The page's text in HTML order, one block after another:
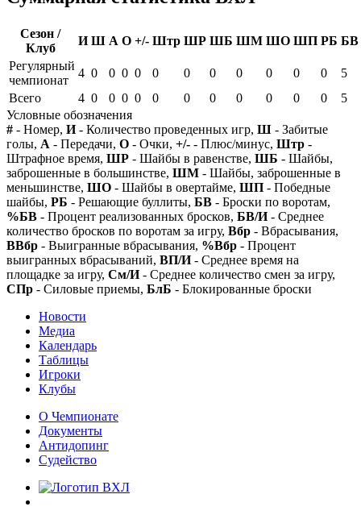
Сезон /
Клуб
И Ш А О +/- Штр ШР ШБ ШМ ШО ШП РБ БВ
Регулярный
чемпионат
4 0 0 0 0 0 0 0 0 0 0 0
5
Всего
4 0 0 0 0 0 0 0 0 0 0 0
5
Условные обозначения
# - Номер, И- Количество проведенных игр, Ш - Забитые
голы, А - Передачи, О - Очки, +/- - Плюс/минус, Штр -
Штрафное время, ШР - Шайбы в равенстве, ШБ - Шайбы,
заброшенные в большинстве, ШМ - Шайбы, заброшенные в
меньшинстве, ШО - Шайбы в овертайме, ШП - Победные
шайбы, РБ - Решающие буллиты, БВ - Броски по воротам,
%БВ - Процент реализованных бросков, БВ/И- Среднее
количество бросков по воротам за игру, Вбр - Вбрасывания,
ВВбр - Выигранные вбрасывания, %Вбр - Процент
выигранных вбрасываний, ВП/И- Среднее время на
площадке за игру, См/И- Среднее количество смен за игру,
СПр - Силовые приемы, БлБ - Блокированные броски
Новости
Медиа
Календарь
Таблицы
Игроки
Клубы
О Чемпионате
Документы
Антидопинг
Судейство